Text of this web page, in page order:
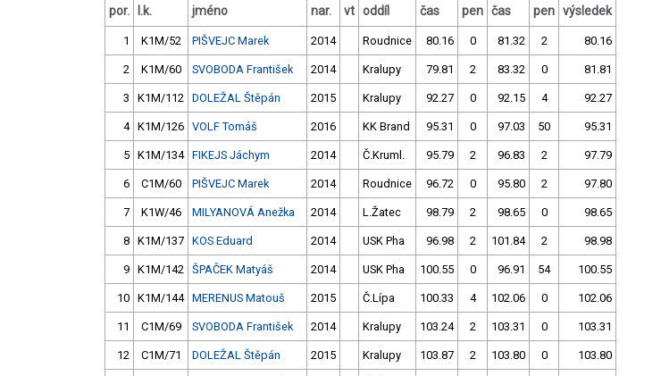
por. l.k. jméno nar. vt oddíl čas pen čas pen výsledek
1 K1M/52 PIŠVEJC Marek 2014 Roudnice 80.16 0 81.32 2 80.16
2 K1M/60 SVOBODA František 2014 Kralupy 79.81 2 83.32 0 81.81
3 K1M/112 DOLEŽAL Štěpán 2015 Kralupy 92.27 0 92.15 4 92.27
4 K1M/126 VOLF Tomáš 2016 KK Brand 95.31 0 97.03 50 95.31
5 K1M/134 FIKEJS Jáchym 2014 Č.Kruml. 95.79 2 96.83 2 97.79
6 C1M/60 PIŠVEJC Marek 2014 Roudnice 96.72 0 95.80 2 97.80
7 K1W/46 MILYANOVÁ Anežka 2014 L.Žatec 98.79 2 98.65 0 98.65
8 K1M/137 KOS Eduard 2014 USK Pha 96.98 2 101.84 2 98.98
9 K1M/142 ŠPAČEK Matyáš 2014 USK Pha 100.55 0 96.91 54 100.55
10 K1M/144 MERENUS Matouš 2015 Č.Lípa 100.33 4 102.06 0 102.06
11 C1M/69 SVOBODA František 2014 Kralupy 103.24 2 103.31 0 103.31
12 C1M/71 DOLEŽAL Štěpán 2015 Kralupy 103.87 2 103.80 0 103.80